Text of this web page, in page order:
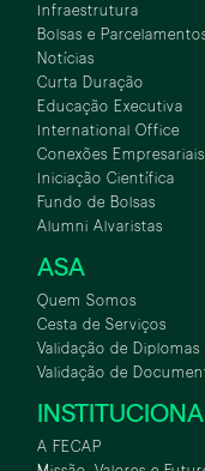
Infraestrutura
Bolsas e
Notícias
Curta Duração
Educação Executiva
International Office
Conexões Empresariais
Iniciação Científica
Fundo de Bolsas
Alumni Alvaristas
ASA
Quem Somos
Cesta de Serviços
Validação de Diplomas
Validação de
A FECAP